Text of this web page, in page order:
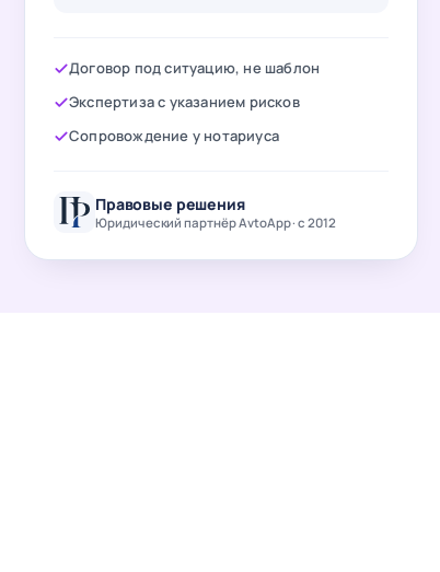
Договор под ситуацию, не шаблон
Экспертиза с указанием рисков
Сопровождение у нотариуса
Правовые решения
Юридический партнёр AvtoApp · с 2012